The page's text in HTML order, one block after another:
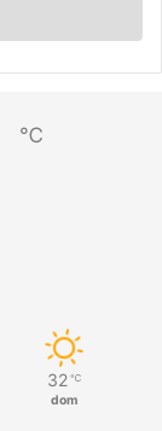
℃
32 ℃
dom